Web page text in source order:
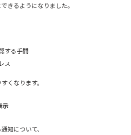
きるようになりました。
する手間
ス
くなります。
示
知について、